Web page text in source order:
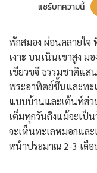
แชร์บทความนี้
พักสมอง ผ่อนคลายใจ
เงาะ บนเนินเขาสูง ม
เขียวขจี ธรรมชาติแส
พระอาทิตย์ขึ้นและทะ
แบบบ้านและเต้นท์ส่ว
เต็มทุกวันถึงแม้จะเป็
จะเห็นทะเลหมอกแล
หน้าประมาณ 2-3 เดือ